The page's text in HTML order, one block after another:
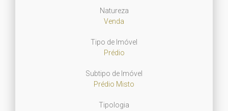
Natureza
Venda
Tipo de Imóvel
Prédio
Subtipo de Imóvel
Prédio Misto
Tipologia